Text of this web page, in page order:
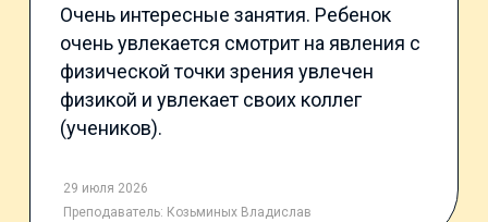
Очень интересные занятия. Ребенок
очень увлекается смотрит на явления с
физической точки зрения увлечен
физикой и увлекает своих коллег
(учеников).
29 июля 2026
Преподаватель: Козьминых Владислав